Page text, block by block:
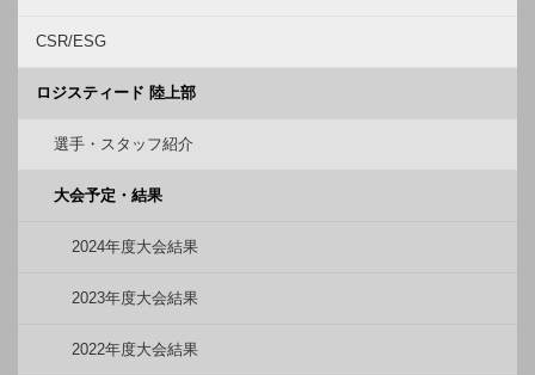
CSR/ESG
ロジスティード 陸上部
選手・スタッフ紹介
大会予定・結果
2024年度大会結果
2023年度大会結果
2022年度大会結果